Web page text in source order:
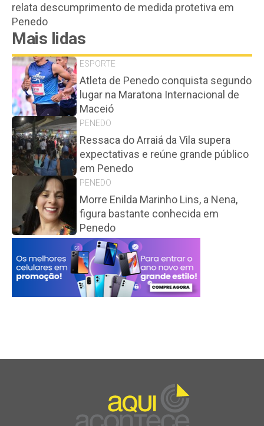
relata descumprimento de medida protetiva em
Penedo
Mais lidas
ESPORTE
Atleta de Penedo conquista segundo
lugar na Maratona Internacional de
Maceió
PENEDO
Ressaca do Arraiá da Vila supera
expectativas e reúne grande público
em Penedo
PENEDO
Morre Enilda Marinho Lins, a Nena,
figura bastante conhecida em
Penedo